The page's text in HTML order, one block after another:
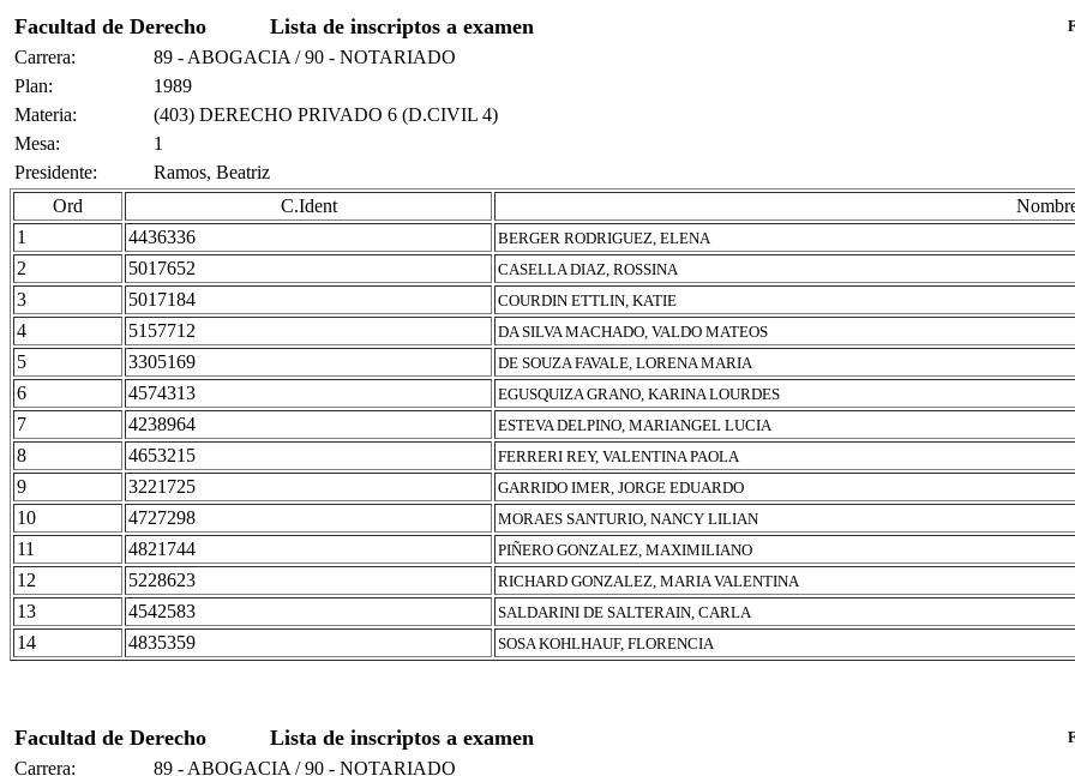
Facultad de Derecho Lista de inscriptos a examen
Carrera:
89 - ABOGACIA / 90 - NOTARIADO
Plan:
1989
Materia:
(403) DERECHO PRIVADO 6 (D.CIVIL 4)
Mesa:
1
Presidente:
Ramos, Beatriz
Ord
C.Ident
1
4436336 BERGER RODRIGUEZ, ELENA
2 5017652 CASELLA DIAZ, ROSSINA
3 5017184 COURDIN ETTLIN, KATIE
4 5157712 DA SILVA MACHADO, VALDO MATEOS
5 3305169 DE SOUZA FAVALE, LORENA MARIA
6 4574313 EGUSQUIZA GRANO, KARINA LOURDES
7 4238964 ESTEVA DELPINO, MARIANGEL LUCIA
8 4653215 FERRERI REY, VALENTINA PAOLA
9 3221725 GARRIDO IMER, JORGE EDUARDO
10 4727298 MORAES SANTURIO, NANCY LILIAN
11 4821744 PIÑERO GONZALEZ, MAXIMILIANO
12 5228623 RICHARD GONZALEZ, MARIA VALENTINA
13 4542583 SALDARINI DE SALTERAIN, CARLA
14 4835359 SOSA KOHLHAUF, FLORENCIA
Facultad de Derecho Lista de inscriptos a examen
Carrera:
89 - ABOGACIA / 90 - NOTARIADO